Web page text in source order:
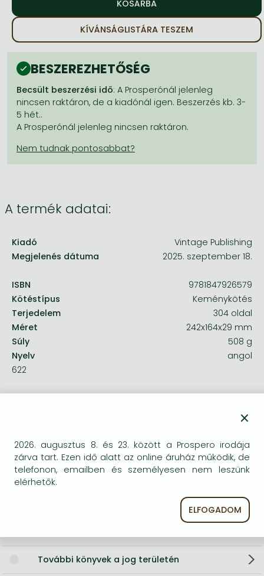
Bleach manga
KÍVÁNSÁGLISTÁRA TESZEM
BESZEREZHETŐSÉG
Becsült beszerzési idő: A Prosperónál jelenleg
nincsen raktáron, de a kiadónál igen. Beszerzés kb. 3-
5 hét..
A Prosperónál jelenleg nincsen raktáron.
A termék adatai:
Kiadó
Vintage Publishing
Megjelenés dátuma
2025. szeptember 18.
ISBN
9781847926579
Kötéstípus
Keménykötés
Terjedelem
304 oldal
Méret
242x164x29 mm
Súly
508 g
Nyelv
angol
622
kézikönyvek
Dolgos hétköznapok
További könyvek a jog területén
×
2026. augusztus 8. és 23. között a Prospero irodája
zárva tart. Ezen idő alatt az online áruház működik, de
telefonon, emailben és személyesen nem leszünk
elérhetők.
ELFOGADOM